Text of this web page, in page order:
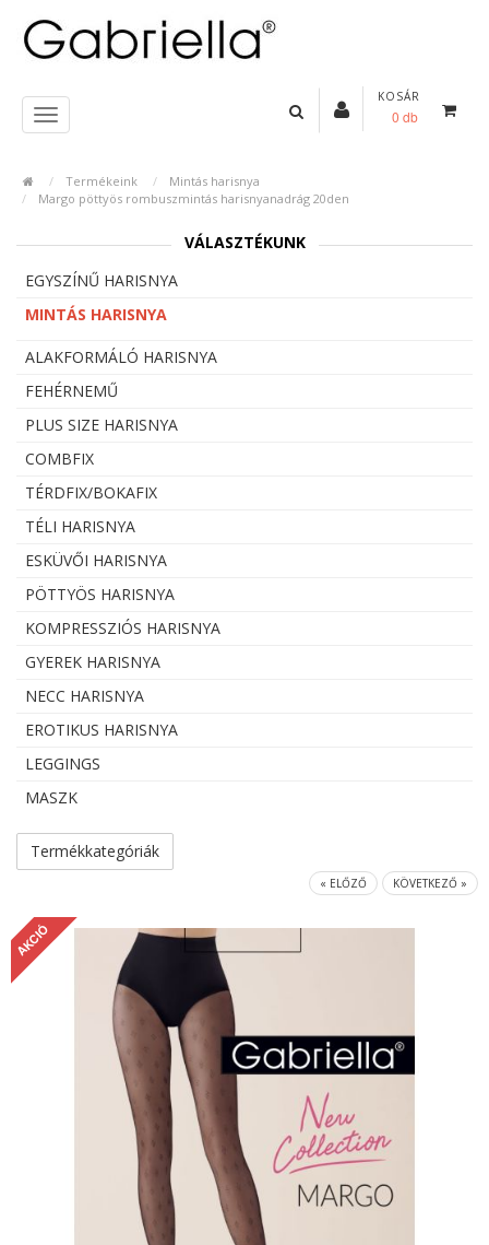
KOSÁR
0 db
Termékeink
Mintás harisnya
Margo pöttyös rombuszmintás harisnyanadrág 20den
VÁLASZTÉKUNK
EGYSZÍNŰ HARISNYA
MINTÁS HARISNYA
ALAKFORMÁLÓ HARISNYA
FEHÉRNEMŰ
PLUS SIZE HARISNYA
COMBFIX
TÉRDFIX/BOKAFIX
TÉLI HARISNYA
ESKÜVŐI HARISNYA
PÖTTYÖS HARISNYA
KOMPRESSZIÓS HARISNYA
GYEREK HARISNYA
NECC HARISNYA
EROTIKUS HARISNYA
LEGGINGS
MASZK
Termékkategóriák
« ELŐZŐ KÖVETKEZŐ »
AKCIÓ